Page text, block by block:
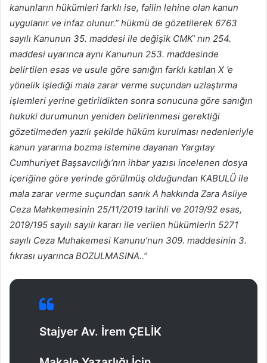
kanunların hükümleri farklı ise, failin lehine olan kanun
uygulanır ve infaz olunur.” hükmü de gözetilerek 6763
sayılı Kanunun 35. maddesi ile değişik CMK’ nın 254.
maddesi uyarınca aynı Kanunun 253. maddesinde
belirtilen esas ve usule göre sanığın farklı katılan X ’e
yönelik işlediği mala zarar verme suçundan uzlaştırma
işlemleri yerine getirildikten sonra sonucuna göre sanığın
hukuki durumunun yeniden belirlenmesi gerektiği
gözetilmeden yazılı şekilde hüküm kurulması nedenleriyle
kanun yararına bozma istemine dayanan Yargıtay
Cumhuriyet Başsavcılığı’nın ihbar yazısı incelenen dosya
içeriğine göre yerinde görülmüş olduğundan KABULÜ ile
mala zarar verme suçundan sanık A hakkında Zara Asliye
Ceza Mahkemesinin 25/11/2019 tarihli ve 2019/92 esas,
2019/195 sayılı sayılı kararı ile verilen hükümlerin 5271
sayılı Ceza Muhakemesi Kanunu’nun 309. maddesinin 3.
fıkrası uyarınca BOZULMASINA..”
Stajyer Av. İrem ÇELİK